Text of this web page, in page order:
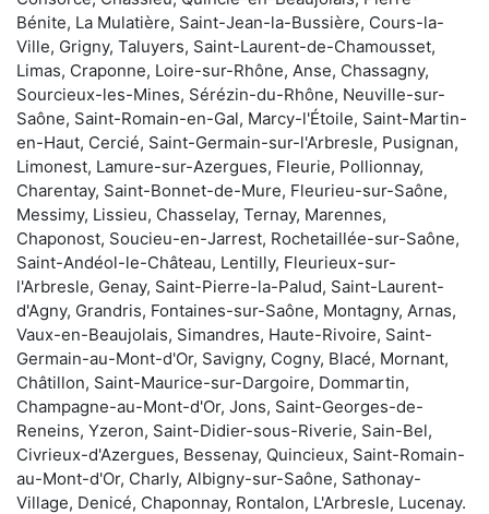
Bénite, La Mulatière, Saint-Jean-la-Bussière, Cours-la-
Ville, Grigny, Taluyers, Saint-Laurent-de-Chamousset,
Limas, Craponne, Loire-sur-Rhône, Anse, Chassagny,
Sourcieux-les-Mines, Sérézin-du-Rhône, Neuville-sur-
Saône, Saint-Romain-en-Gal, Marcy-l'Étoile, Saint-Martin-
en-Haut, Cercié, Saint-Germain-sur-l'Arbresle, Pusignan,
Limonest, Lamure-sur-Azergues, Fleurie, Pollionnay,
Charentay, Saint-Bonnet-de-Mure, Fleurieu-sur-Saône,
Messimy, Lissieu, Chasselay, Ternay, Marennes,
Chaponost, Soucieu-en-Jarrest, Rochetaillée-sur-Saône,
Saint-Andéol-le-Château, Lentilly, Fleurieux-sur-
l'Arbresle, Genay, Saint-Pierre-la-Palud, Saint-Laurent-
d'Agny, Grandris, Fontaines-sur-Saône, Montagny, Arnas,
Vaux-en-Beaujolais, Simandres, Haute-Rivoire, Saint-
Germain-au-Mont-d'Or, Savigny, Cogny, Blacé, Mornant,
Châtillon, Saint-Maurice-sur-Dargoire, Dommartin,
Champagne-au-Mont-d'Or, Jons, Saint-Georges-de-
Reneins, Yzeron, Saint-Didier-sous-Riverie, Sain-Bel,
Civrieux-d'Azergues, Bessenay, Quincieux, Saint-Romain-
au-Mont-d'Or, Charly, Albigny-sur-Saône, Sathonay-
Village, Denicé, Chaponnay, Rontalon, L'Arbresle, Lucenay.